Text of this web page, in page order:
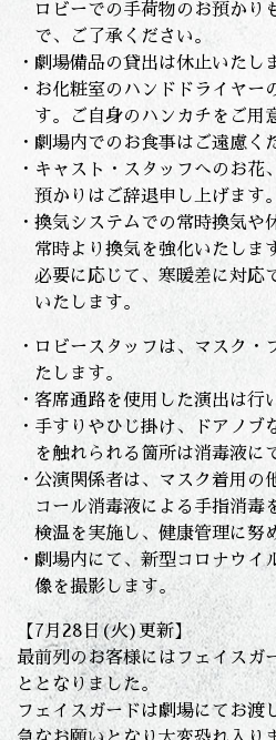
ロビーでの手荷物のお預かり
で、ご了承ください。
・劇場備品の貸出は休止いたし
・お化粧室のハンドドライヤー
す。ご自身のハンカチをご用
・劇場内でのお食事はご遠慮く
・キャスト・スタッフへのお花
預かりはご辞退申し上げます。
・換気システムでの常時換気
常時より換気を強化いたしま
必要に応じて、寒暖差に対応
いたします。
・ロビースタッフは、マスク・
たします。
・客席通路を使用した演出は行
・手すりやひじ掛け、ドアノ
を触れられる箇所は消毒液に
・公演関係者は、マスク着用の
コール消毒液による手指消毒
検温を実施し、健康管理に努
・劇場内にて、新型コロナウ
像を撮影します。
【7月28日(火)更新】
最前列のお客様にはフェイスガ
ととなりました。
フェイスガードは劇場にてお渡